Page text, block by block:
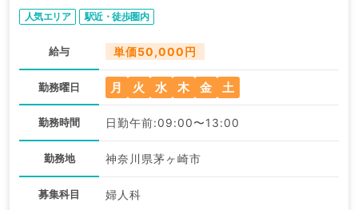
人気エリア 駅近・徒歩圏内
給与 単価50,000円
勤務曜日 月 火 水 木 金 土
勤務時間 日勤午前:09:00〜13:00
勤務地 神奈川県茅ヶ崎市
募集科目 婦人科